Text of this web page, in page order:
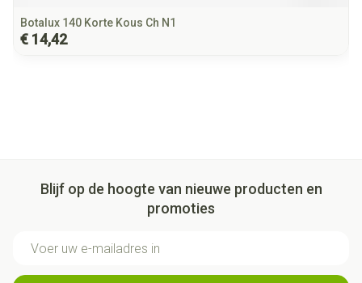
Botalux 140 Korte Kous Ch N1
€ 14,42
Blijf op de hoogte van nieuwe producten en
promoties